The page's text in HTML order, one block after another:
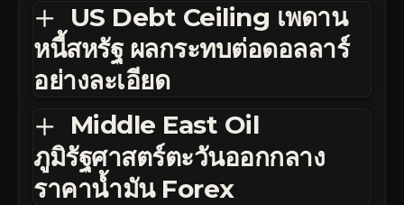
US Debt Ceiling เพดาน
หนี้สหรัฐ ผลกระทบต่อดอลลาร์
อย่างละเอียด
Middle East Oil
ภูมิรัฐศาสตร์ตะวันออกกลาง
ราคาน้ำมัน Forex